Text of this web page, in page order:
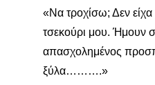
«Να τροχίσω; Δεν
τσεκούρι μου. Ήμουν
απασχολημένος
ξύλα……….»